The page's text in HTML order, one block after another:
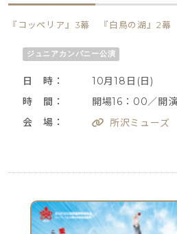
『コッペリア』3幕 『白鳥の湖』2幕
ジュニアカンパニー公演
日 時：
10月18日(日)
時 間：
開場16：00／開
会 場：
所沢ミューズ